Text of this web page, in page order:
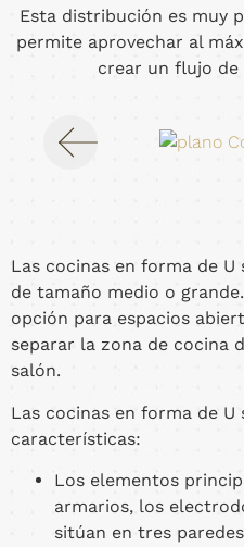
Esta distribución es muy
permite aprovechar al
crear un flujo
Las cocinas en forma de U
de tamaño medio o
opción para espacios
separar la zona de cocina
salón.
Las cocinas en forma de
características:
Los elementos
armarios, los
sitúan en tres